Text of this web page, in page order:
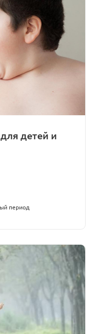
детей и
период